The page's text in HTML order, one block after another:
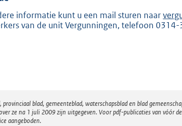
informatie kunt u een mail sturen naar
van de unit Vergunningen, telefoon
blad, gemeenteblad, waterschapsblad en blad
ze na 1 juli 2009 zijn uitgegeven. Voor pdf-publicaties van vóór
aangeboden.